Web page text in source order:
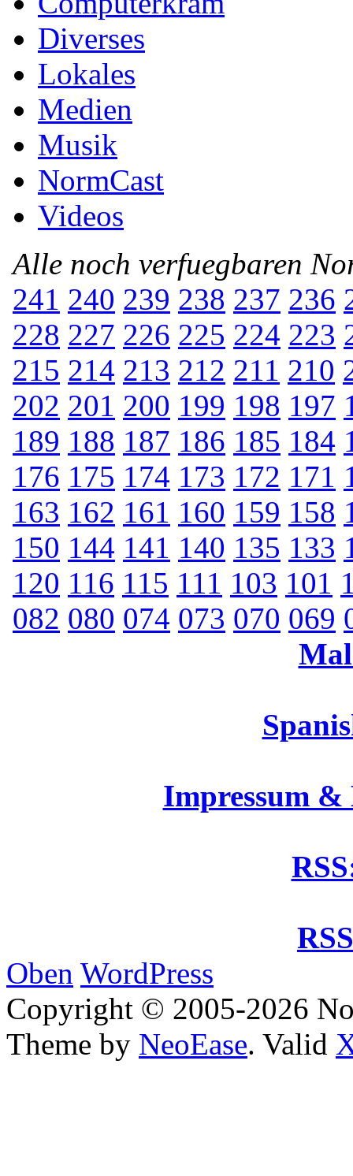
Diverses
Lokales
Medien
Musik
NormCast
Videos
Alle noch verfuegbaren
241 240 239 238 237 236
228 227 226 225 224 223
215 214 213 212 211 210
202 201 200 199 198 197
189 188 187 186 185 184
176 175 174 173 172 171
163 162 161 160 159 158
150 144 141 140 135 133
120 116 115 111 103 101
082 080 074 073 070 069
Impressum
Oben WordPress
Copyright © 2005-2026
Theme by NeoEase. Valid